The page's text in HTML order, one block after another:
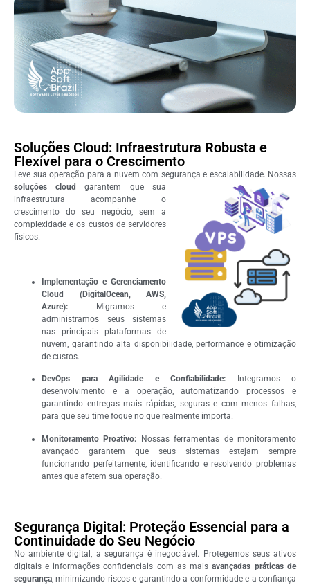
Soluções Cloud: Infraestrutura Robusta e
Flexível para o Crescimento
Leve sua operação para a nuvem com segurança e escalabilidade. Nossas
soluções cloud
garantem que sua
infraestrutura acompanhe o
crescimento do seu negócio, sem a
complexidade e os custos de servidores
físicos.
Implementação e Gerenciamento
Cloud (DigitalOcean, AWS,
Azure): Migramos e
administramos seus sistemas
nas principais plataformas de
nuvem, garantindo alta disponibilidade, performance e otimização
de custos.
DevOps para Agilidade e Confiabilidade: Integramos o
desenvolvimento e a operação, automatizando processos e
garantindo entregas mais rápidas, seguras e com menos falhas,
para que seu time foque no que realmente importa.
Monitoramento Proativo: Nossas ferramentas de monitoramento
avançado garantem que seus sistemas estejam sempre
funcionando perfeitamente, identificando e resolvendo problemas
antes que afetem sua operação.
Segurança Digital: Proteção Essencial para a
Continuidade do Seu Negócio
No ambiente digital, a segurança é inegociável. Protegemos seus ativos
digitais e informações confidenciais com as mais avançadas práticas de
segurança, minimizando riscos e garantindo a conformidade e a confiança